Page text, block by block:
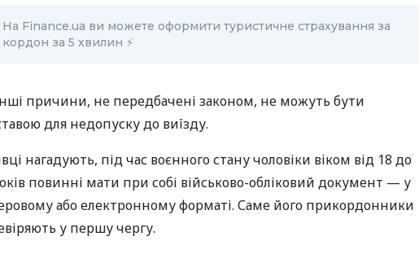
На Finance.ua ви можете оформити туристичне страхування за
кордон за 5 хвилин ⚡
причини, не передбачені законом, не можуть бути
для недопуску до виїзду.
нагадують, під час воєнного стану чоловіки віком від 18 до
повинні мати при собі військово-обліковий документ — у
або електронному форматі. Саме його прикордонники
у першу чергу.